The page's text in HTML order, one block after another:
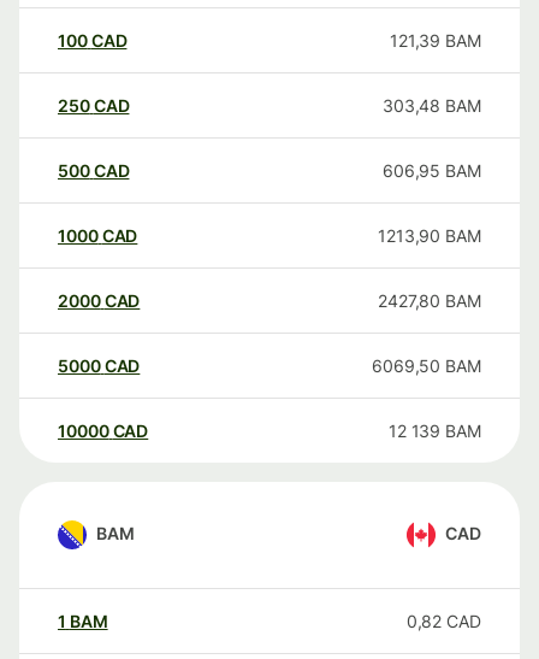
100CAD 121,39 BAM
250CAD 303,48 BAM
500CAD 606,95 BAM
1000CAD 1213,90 BAM
2000CAD 2427,80 BAM
5000CAD 6069,50 BAM
10000 CAD 12 139 BAM
BAM CAD
1 BAM 0,82 CAD